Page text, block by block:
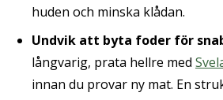
huden och minska klådan.
Undvik att byta foder för
långvarig, prata hellre med
innan du provar ny mat. En